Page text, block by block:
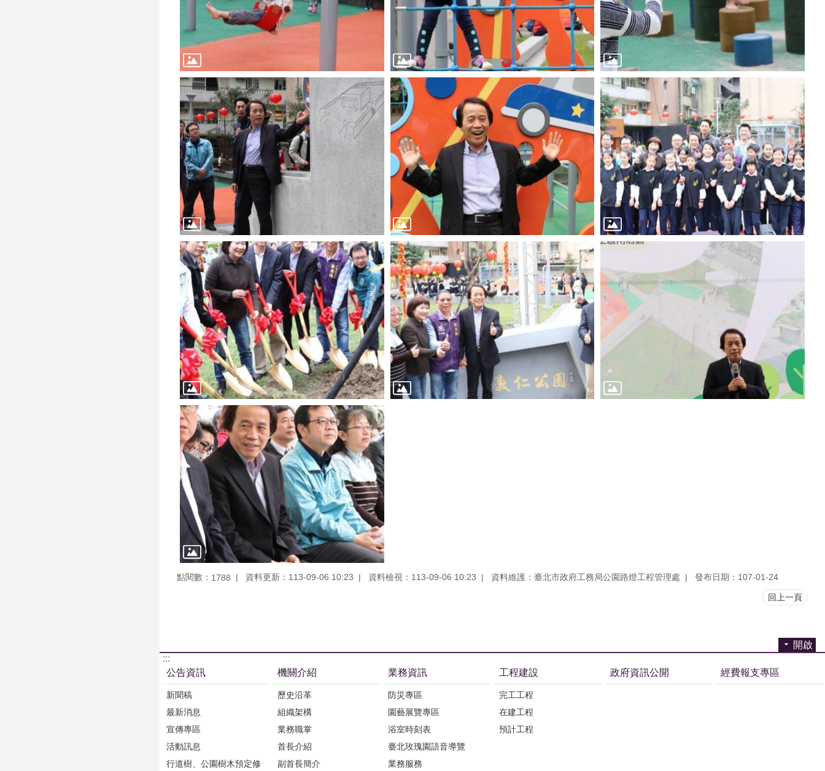
點閱數： 1788 資料更新：113-09-06 10:23 資料檢視：113-09-06 10:23 資料維護：臺北市政府工務局公園路燈工程管理處 發布日期：107-01-24
回上一頁
開啟
:::
公告資訊
新聞稿
最新消息
宣傳專區
活動訊息
行道樹、公園樹木預定修
機關介紹
歷史沿革
組織架構
業務職掌
首長介紹
副首長簡介
業務資訊
防災專區
園藝展覽專區
浴室時刻表
臺北玫瑰園語音導覽
業務服務
工程建設
完工工程
在建工程
預計工程
政府資訊公開 經費報支專區